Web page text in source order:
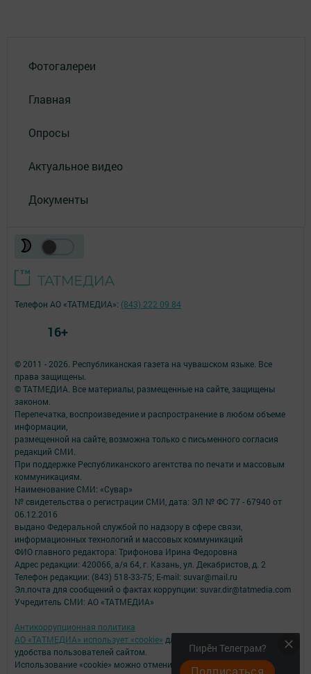
Фотогалереи
Главная
Опросы
Актуальное видео
Документы
Пирӗн Телеграм?
Подписаться
© 2011 - 2026. Республиканская газета на чувашском языке. Все
права защищены.
© ТАТМЕДИА. Все материалы, размещенные на сайте, защищены
законом.
Перепечатка, воспроизведение и распространение в любом объеме
информации,
размещенной на сайте, возможна только с письменного согласия
редакций СМИ.
При поддержке Республиканского агентства по печати и массовым
коммуникациям.
Наименование СМИ: «Сувар»
№ свидетельства о регистрации СМИ, дата: ЭЛ № ФС 77 - 67940 от
06.12.2016
выдано Федеральной службой по надзору в сфере связи,
информационных технологий и массовых коммуникаций
ФИО главного редактора: Трифонова Ирина Федоровна
Адрес редакции: 420066, а/я 64, г. Казань, ул. Декабристов, д. 2
Телефон редакции: (843) 518-33-75; E-mail: suvar@mail.ru
Эл.почта для сообщений о фактах коррупции: suvar.dir@tatmedia.com
Учредитель СМИ: АО «ТАТМЕДИА»
Антикоррупционная политика
АО «ТАТМЕДИА» использует «cookie» для персонализации сервисов и
удобства пользователей сайтом.
Использование «cookie» можно отменить в настройках браузера.
Телефон АО «ТАТМЕДИА»: (843) 222 09 84
16+